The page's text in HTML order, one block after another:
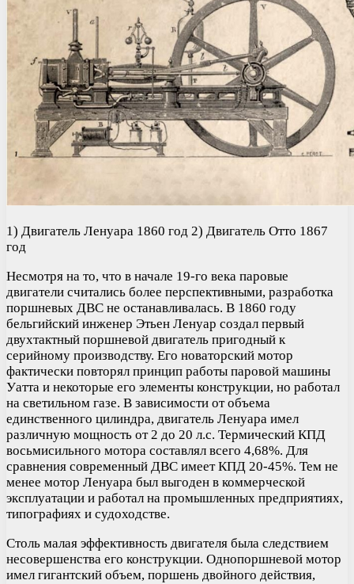
1) Двигатель Ленуара 1860 год 2) Двигатель Отто 1867
год
Несмотря на то, что в начале 19-го века паровые
двигатели считались более перспективными, разработка
поршневых ДВС не останавливалась. В 1860 году
бельгийский инженер Этьен Ленуар создал первый
двухтактный поршневой двигатель пригодный к
серийному производству. Его новаторский мотор
фактически повторял принцип работы паровой машины
Уатта и некоторые его элементы конструкции, но работал
на светильном газе. В зависимости от объема
единственного цилиндра, двигатель Ленуара имел
различную мощность от 2 до 20 л.с. Термический КПД
восьмисильного мотора составлял всего 4,68%. Для
сравнения современный ДВС имеет КПД 20-45%. Тем не
менее мотор Ленуара был выгоден в коммерческой
эксплуатации и работал на промышленных предприятиях,
типографиях и судоходстве.
Столь малая эффективность двигателя была следствием
несовершенства его конструкции. Однопоршневой мотор
имел гигантский объем, поршень двойного действия,